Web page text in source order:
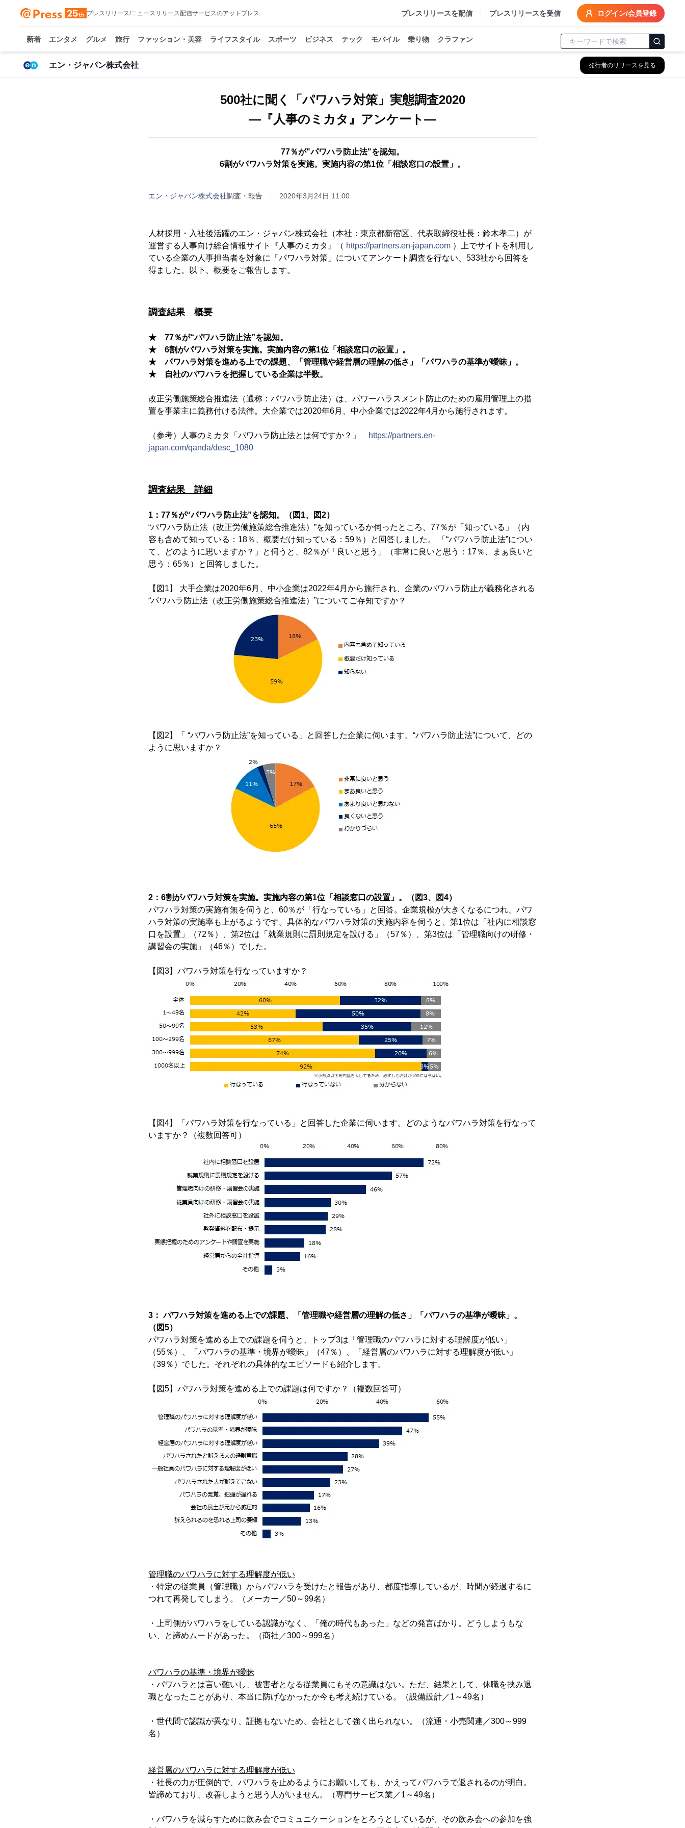
プレスリリース/ニュースリリース配信サービスのアットプレス プレスリリースを配信 プレスリリースを受信 ログイン/会員登録
新着 エンタメ グルメ 旅行 ファッション・美容 ライフスタイル スポーツ ビジネス テック モバイル 乗り物 クラファン
エン・ジャパン株式会社 発行者のリリースを見る
500社に聞く「パワハラ対策」実態調査2020
―『人事のミカタ』アンケート―
77％が"パワハラ防止法"を認知。
6割がパワハラ対策を実施。実施内容の第1位「相談窓口の設置」。
エン・ジャパン株式会社調査・報告 2020年3月24日 11:00
人材採用・入社後活躍のエン・ジャパン株式会社（本社：東京都新宿区、代表取締役社長：鈴木孝二）が
運営する人事向け総合情報サイト『人事のミカタ』（ https://partners.en-japan.com ）上でサイトを利用し
ている企業の人事担当者を対象に「パワハラ対策」についてアンケート調査を行ない、533社から回答を
得ました。以下、概要をご報告します。
調査結果 概要
★ 77％が“パワハラ防止法”を認知。
★ 6割がパワハラ対策を実施。実施内容の第1位「相談窓口の設置」。
★ パワハラ対策を進める上での課題、「管理職や経営層の理解の低さ」「パワハラの基準が曖昧」。
★ 自社のパワハラを把握している企業は半数。
改正労働施策総合推進法（通称：パワハラ防止法）は、パワーハラスメント防止のための雇用管理上の措
置を事業主に義務付ける法律。大企業では2020年6月、中小企業では2022年4月から施行されます。
（参考）人事のミカタ「パワハラ防止法とは何ですか？」
https://partners.en-
japan.com/qanda/desc_1080
調査結果 詳細
1：77％が“パワハラ防止法”を認知。（図1、図2）
“パワハラ防止法（改正労働施策総合推進法）”を知っているか伺ったところ、77％が「知っている」（内
容も含めて知っている：18％、概要だけ知っている：59％）と回答しました。 「“パワハラ防止法”につい
て、どのように思いますか？」と伺うと、82％が「良いと思う」（非常に良いと思う：17％、まぁ良いと
思う：65％）と回答しました。
【図1】 大手企業は2020年6月、中小企業は2022年4月から施行され、企業のパワハラ防止が義務化される
“パワハラ防止法（改正労働施策総合推進法）”についてご存知ですか？
【図2】「 “パワハラ防止法”を知っている」と回答した企業に伺います。“パワハラ防止法”について、どの
ように思いますか？
2：6割がパワハラ対策を実施。実施内容の第1位「相談窓口の設置」。（図3、図4）
パワハラ対策の実施有無を伺うと、60％が「行なっている」と回答。企業規模が大きくなるにつれ、パワ
ハラ対策の実施率も上がるようです。具体的なパワハラ対策の実施内容を伺うと、第1位は「社内に相談窓
口を設置」（72％）、第2位は「就業規則に罰則規定を設ける」（57％）、第3位は「管理職向けの研修・
講習会の実施」（46％）でした。
【図3】パワハラ対策を行なっていますか？
【図4】「パワハラ対策を行なっている」と回答した企業に伺います。どのようなパワハラ対策を行なって
いますか？（複数回答可）
3： パワハラ対策を進める上での課題、「管理職や経営層の理解の低さ」「パワハラの基準が曖昧」。
（図5）
パワハラ対策を進める上での課題を伺うと、トップ3は「管理職のパワハラに対する理解度が低い」
（55％）、「パワハラの基準・境界が曖昧」（47％）、「経営層のパワハラに対する理解度が低い」
（39％）でした。それぞれの具体的なエピソードも紹介します。
【図5】パワハラ対策を進める上での課題は何ですか？（複数回答可）
管理職のパワハラに対する理解度が低い
・特定の従業員（管理職）からパワハラを受けたと報告があり、都度指導しているが、時間が経過するに
つれて再発してしまう。（メーカー／50～99名）
・上司側がパワハラをしている認識がなく、「俺の時代もあった」などの発言ばかり。どうしようもな
い、と諦めムードがあった。（商社／300～999名）
パワハラの基準・境界が曖昧
・パワハラとは言い難いし、被害者となる従業員にもその意識はない。ただ、結果として、休職を挟み退
職となったことがあり、本当に防げなかったか今も考え続けている。（設備設計／1～49名）
・世代間で認識が異なり、証拠もないため、会社として強く出られない。（流通・小売関連／300～999
名）
経営層のパワハラに対する理解度が低い
・社長の力が圧倒的で、パワハラを止めるようにお願いしても、かえってパワハラで返されるのが明白。
皆諦めており、改善しようと思う人がいません。（専門サービス業／1～49名）
・パワハラを減らすために飲み会でコミュニケーションをとろうとしているが、その飲み会への参加を強